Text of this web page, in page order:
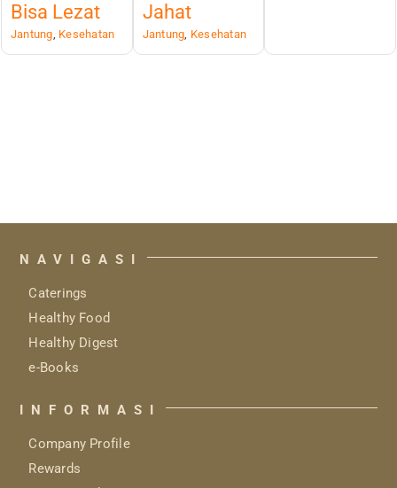
Bisa Lezat
Jantung Kesehatan
Jahat
Jantung Kesehatan
NAVIGASI
Caterings
Healthy Food
Healthy Digest
e-Books
INFORMASI
Company Profile
Rewards